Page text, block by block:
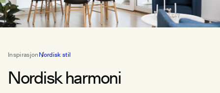
InspirasjonNordisk stil
Nordisk harmoni